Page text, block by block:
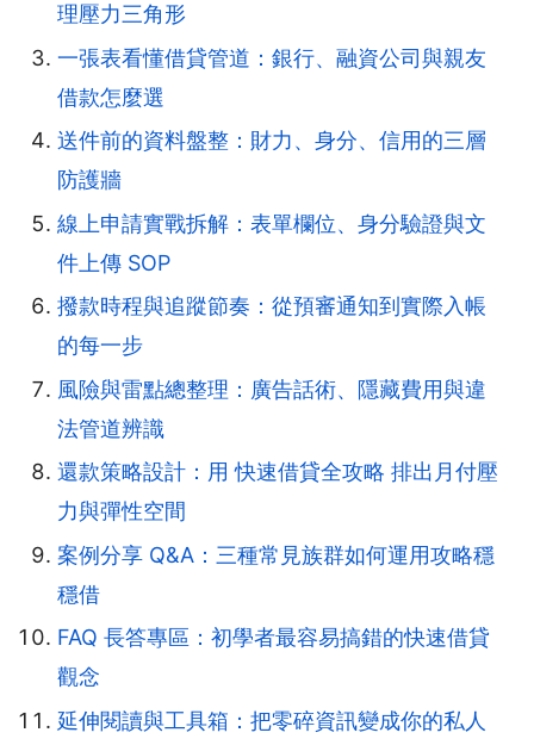
理壓力三角形
一張表看懂借貸管道：銀行、融資公司與親友
借款怎麼選
送件前的資料盤整：財力、身分、信用的三層
防護牆
線上申請實戰拆解：表單欄位、身分驗證與文
件上傳 SOP
撥款時程與追蹤節奏：從預審通知到實際入帳
的每一步
風險與雷點總整理：廣告話術、隱藏費用與違
法管道辨識
還款策略設計：用 快速借貸全攻略 排出月付壓
力與彈性空間
案例分享 Q&A：三種常見族群如何運用攻略穩
穩借
FAQ 長答專區：初學者最容易搞錯的快速借貸
觀念
延伸閱讀與工具箱：把零碎資訊變成你的私人